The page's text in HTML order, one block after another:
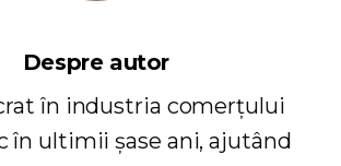
Despre autor
în industria comerțului
în ultimii șase ani, ajutând